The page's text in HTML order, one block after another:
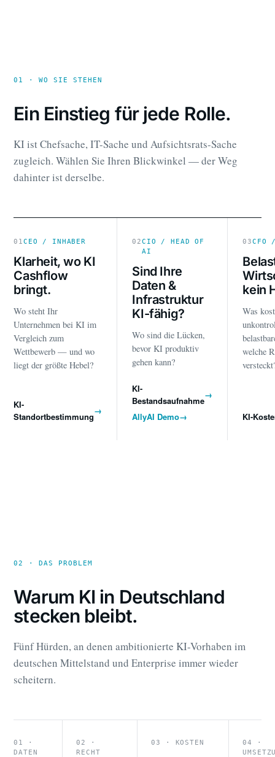
01 · WO SIE STEHEN
Ein Einstieg für jede Rolle.
KI ist Chefsache, IT-Sache und Aufsichtsrats-Sache
zugleich. Wählen Sie Ihren Blickwinkel — der Weg
dahinter ist derselbe.
01CEO / INHABER
Klarheit, wo KI
Cashflow
bringt.
Wo steht Ihr
Unternehmen bei KI im
Vergleich zum
Wettbewerb — und wo
liegt der größte Hebel?
KI-
Standortbestimmung
→
02CIO / HEAD OF
AI
Sind Ihre
Daten &
Infrastruktur
KI-fähig?
Wo sind die Lücken,
bevor KI produktiv
gehen kann?
KI-
Bestandsaufnahme
→
AllyAI Demo→
03CFO
kein
Was
welche
KI-
02 · DAS PROBLEM
Warum KI in Deutschland
stecken bleibt.
Fünf Hürden, an denen ambitionierte KI-Vorhaben im
deutschen Mittelstand und Enterprise immer wieder
scheitern.
01 ·
DATEN
02 ·
RECHT
03 · KOSTEN
04 ·